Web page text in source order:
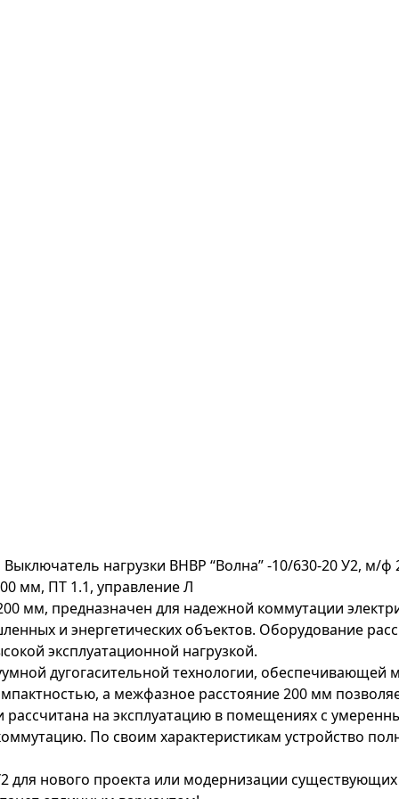
Выключатель нагрузки ВНВР “Волна” -10/630-20 У2, м/
мм, ПТ 1.1, управление Л
мм, предназначен для надежной коммутации
и энергетических объектов. Оборудование
эксплуатационной нагрузкой.
дугогасительной технологии,
а межфазное расстояние 200 мм
рассчитана на эксплуатацию в помещениях с
По своим характеристикам устройство
нового проекта или модернизации